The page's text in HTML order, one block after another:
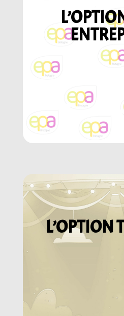
L’OPTION